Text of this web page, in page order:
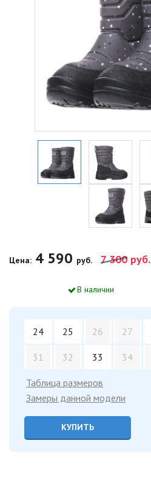
Цена: 4 590 руб. 7 300 руб.
В наличии
24 25 26 27
31 32 33 34
Таблица размеров
Замеры данной модели
КУПИТЬ